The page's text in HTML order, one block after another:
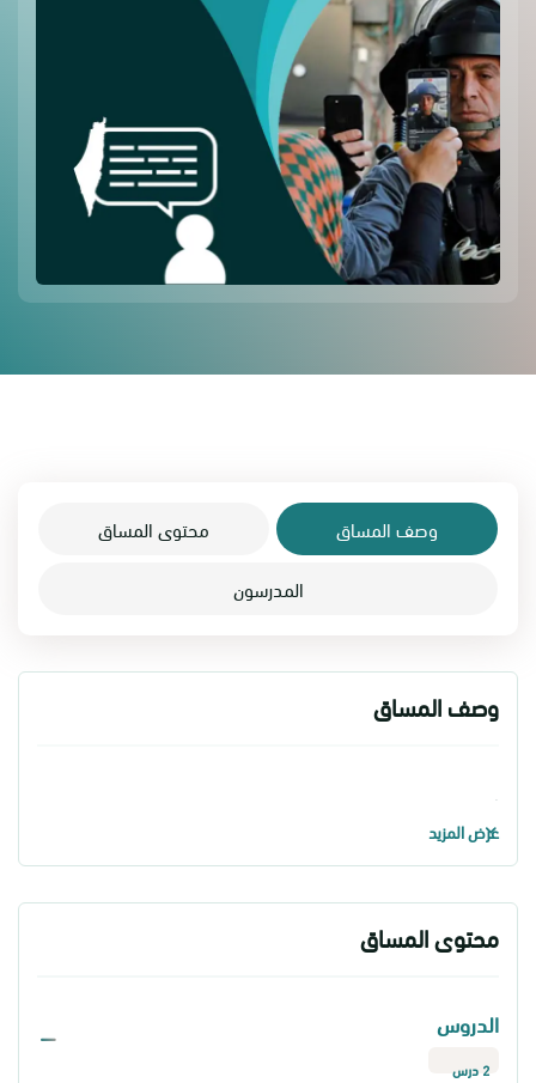
وصف المساق
محتوى المساق
المدرسون
وصف المساق
.
عرض المزيد
محتوى المساق
الدروس
2 درس